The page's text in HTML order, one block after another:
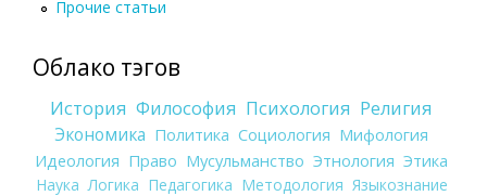
Прочие статьи
Облако тэгов
История Философия Психология Религия
Экономика Политика Социология Мифология
Идеология Право Мусульманство Этнология Этика
Наука Логика Педагогика Методология Языкознание